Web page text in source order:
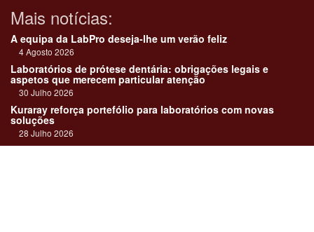
Mais notícias:
A equipa da LabPro deseja-lhe um verão feliz
4 Agosto 2026
Laboratórios de prótese dentária: obrigações legais e
aspetos que merecem particular atenção
30 Julho 2026
Kuraray reforça portefólio para laboratórios com novas
soluções
28 Julho 2026
"Devemos encarar cada caso como uma história construída